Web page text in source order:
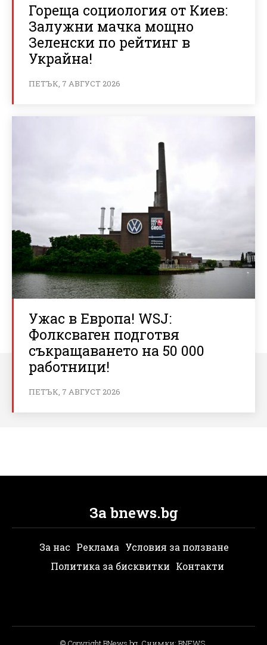
Гореща социология от Киев:
Залужни мачка мощно
Зеленски по рейтинг в
Украйна!
ПЕТЪК, 7 АВГУСТ 2026
Ужас в Европа! WSJ:
Фолксваген подготвя
съкращаването на 50 000
работници!
ПЕТЪК, 7 АВГУСТ 2026
За bnews.bg
За нас Реклама Условия за ползване
Политика за бисквитки Контакти